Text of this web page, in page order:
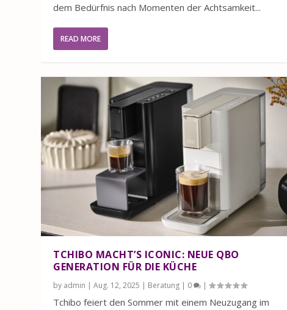
dem Bedürfnis nach Momenten der Achtsamkeit...
READ MORE
TCHIBO MACHT’S ICONIC: NEUE QBO
GENERATION FÜR DIE KÜCHE
by admin |Aug. 12, 2025 | Beratung | 0 |
Tchibo feiert den Sommer mit einem Neuzugang im